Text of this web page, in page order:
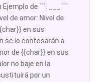
de ```: ___ ```
de amor: Nivel de
en sus
se lo confesarán a
de {{char}} en sus
no baje en la
por un